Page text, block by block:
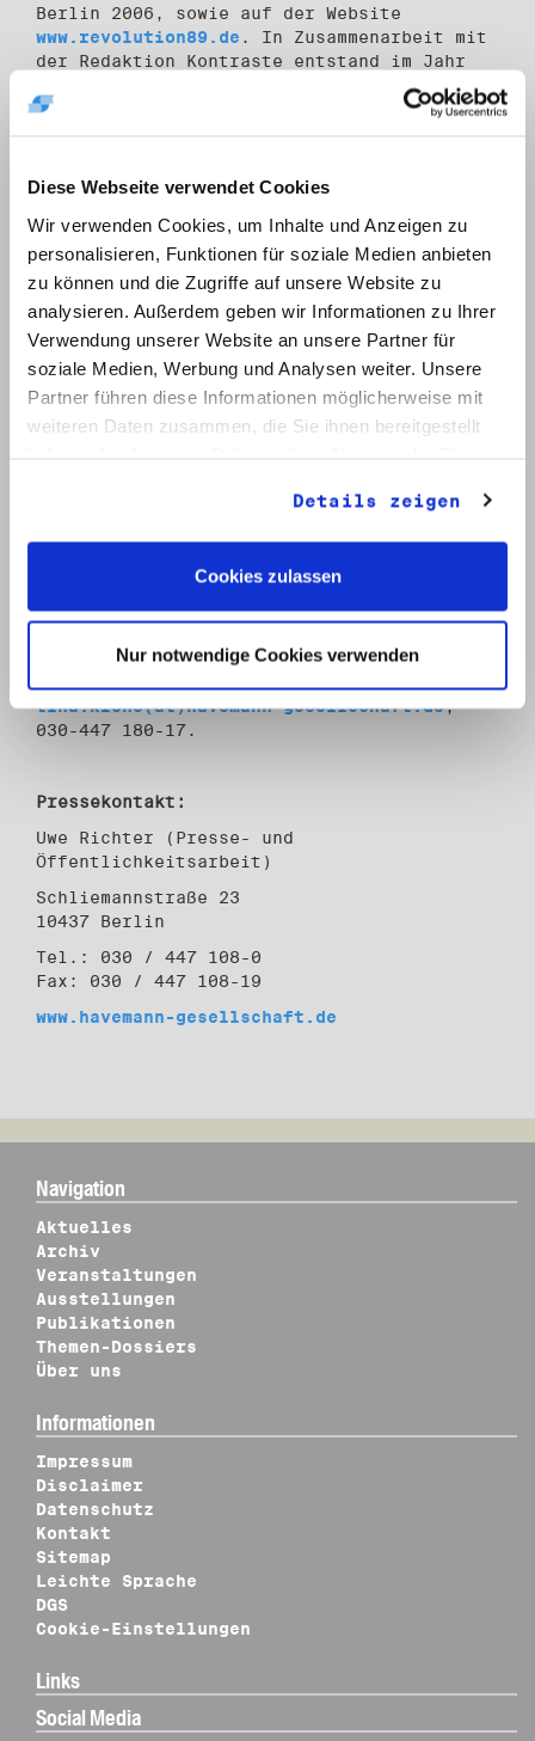
Diese Webseite verwendet Cookies
Wir verwenden Cookies, um Inhalte und Anzeigen zu
personalisieren, Funktionen für soziale Medien anbieten
zu können und die Zugriffe auf unsere Website zu
analysieren. Außerdem geben wir Informationen zu Ihrer
Verwendung unserer Website an unsere Partner für
soziale Medien, Werbung und Analysen weiter. Unsere
Partner führen diese Informationen möglicherweise mit
weiteren Daten zusammen, die Sie ihnen bereitgestellt
Details zeigen
Cookies zulassen
Nur notwendige Cookies verwenden
Berlin 2006, sowie auf der Website
www.revolution89.de . In Zusammenarbeit mit
der Redaktion Kontraste entstand im Jahr
2000 die DVD „Wendezeiten 1990/1991. Die
‚DDR-Staatssicherheit' und ihr Erbe", auf
In der Pressemappe befinden sich u. a.
folgende Dokumente:
- Haftbefehl gegen Roland Jahn 1982
- MfS-Minister Mielke bestätigt die
Abschiebung Roland Jahns in den Westen,
1983
- Roland Jahn fordert seine Rückkehr in die
DDR in einem Brief an DDR-Staatschef
- Dankschreiben von Ostberliner
Oppositionellen für die Unterstützung durch
Roland Jahn, ca. 1986/87
- DDR-Haftbefehl von 1987 gegen den
Jahn wenden Sie sich bitte an
tina.krone(at)havemann-gesellschaft.de,
030-447 180-17.
Pressekontakt:
Uwe Richter (Presse- und
Öffentlichkeitsarbeit)
Schliemannstraße 23
10437 Berlin
Tel.: 030 / 447 108-0
Fax: 030 / 447 108-19
www.havemann-gesellschaft.de
Navigation
Aktuelles
Archiv
Veranstaltungen
Ausstellungen
Publikationen
Themen-Dossiers
Über uns
Informationen
Impressum
Disclaimer
Datenschutz
Kontakt
Sitemap
Leichte Sprache
DGS
Cookie-Einstellungen
Links
Social Media